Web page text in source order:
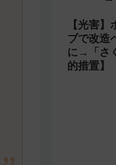
【光害
ブで改造
に→「さ
的措置】